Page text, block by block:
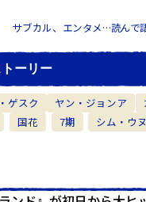
サブカル、エンタメ…読んで
ーリー
ゲスク ヤン・ジョンア
国花 7期 シム・ウヌ